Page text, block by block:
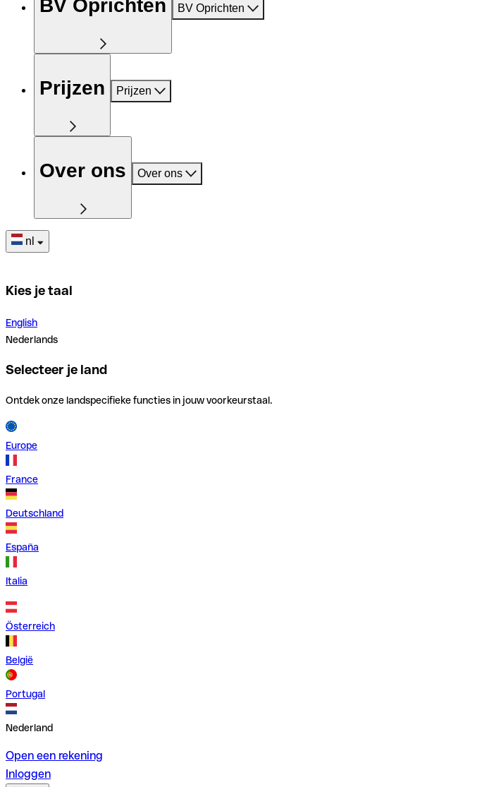
BV Oprichten BV Oprichten
Prijzen Prijzen
Over ons Over ons
nl
Kies je taal
English
Nederlands
Selecteer je land
Ontdek onze landspecifieke functies in jouw voorkeurstaal.
Europe
France
Deutschland
España
Italia
Österreich
België
Portugal
Nederland
Open een rekening
Inloggen